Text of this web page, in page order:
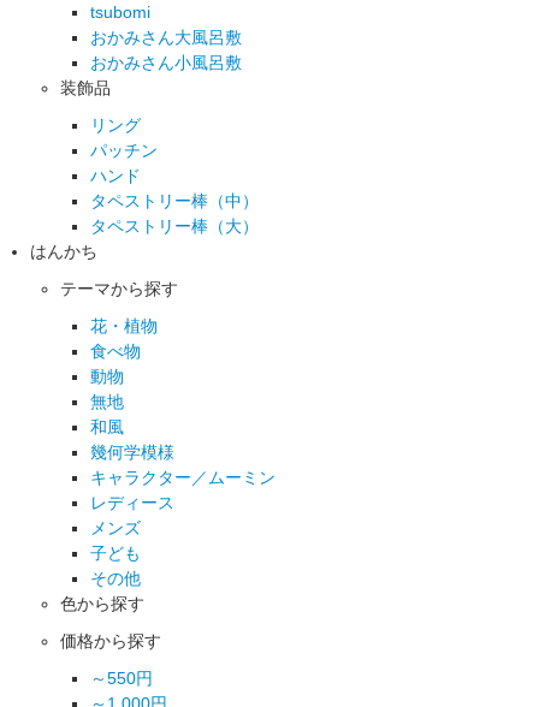
tsubomi
おかみさん大風呂敷
おかみさん小風呂敷
装飾品
リング
パッチン
ハンド
タペストリー棒（中）
タペストリー棒（大）
はんかち
テーマから探す
花・植物
食べ物
動物
無地
和風
幾何学模様
キャラクター／ムーミン
レディース
メンズ
子ども
その他
色から探す
価格から探す
～550円
～1,000円